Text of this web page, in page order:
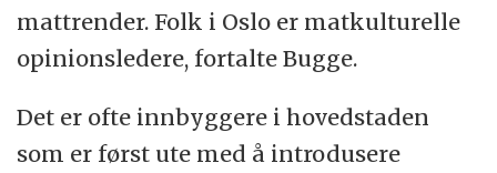
mattrender. Folk i Oslo er matkulturelle
opinionsledere, fortalte Bugge.
Det er ofte innbyggere i hovedstaden
som er først ute med å introdusere